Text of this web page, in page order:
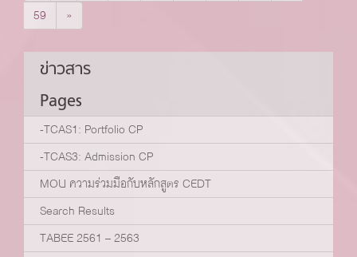
59
»
ข่าวสาร
Pages
-TCAS1: Portfolio CP
-TCAS3: Admission CP
MOU ความร่วมมือกับหลักสูตร CEDT
Search Results
TABEE 2561 – 2563